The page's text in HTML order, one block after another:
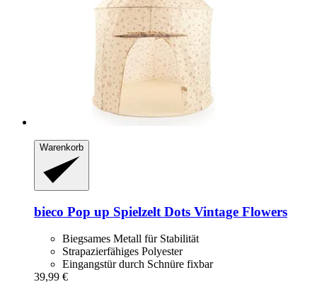
Warenkorb
bieco Pop up Spielzelt Dots Vintage Flowers
Biegsames Metall für Stabilität
Strapazierfähiges Polyester
Eingangstür durch Schnüre fixbar
39,99 €